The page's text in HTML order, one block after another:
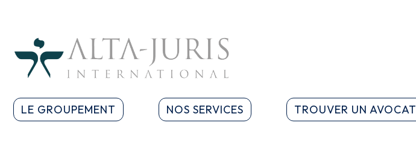
LE GROUPEMENT NOS SERVICES TROUVER UN AVOCAT